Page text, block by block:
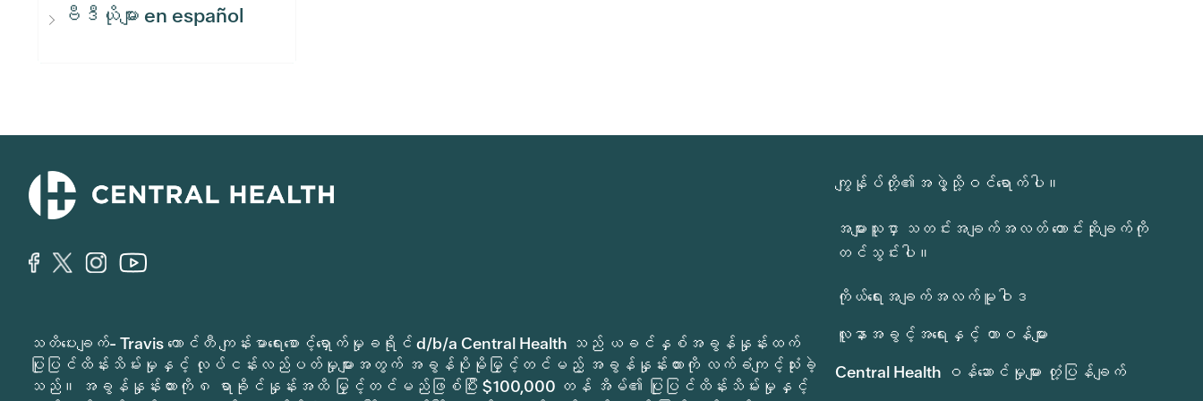
ဗီဒီယိုများ en español
သတိပေးချက်- Travis ကောင်တီ ကျန်းမာရေးစောင့်ရှောက်မှုခရိုင် d/b/a Central Health သည် ယခင်နှစ်အခွန်နှုန်းထက်
ပြုပြင်ထိန်းသိမ်းမှုနှင့် လုပ်ငန်းလည်ပတ်မှုများအတွက် အခွန်ပိုမိုမြှင့်တင်မည့် အခွန်နှုန်းထားကို လက်ခံကျင့်သုံးခဲ့
သည်။ အခွန်နှုန်းထားကို ၈ ရာခိုင်နှုန်းအထိ မြှင့်တင်မည်ဖြစ်ပြီး $100,000 တန် အိမ်၏ ပြုပြင်ထိန်းသိမ်းမှုနှင့်
ကျွန်ုပ်တို့၏အဖွဲ့သို့ဝင်ရောက်ပါ။
အများသူငှာ သတင်းအချက်အလတ် တောင်းဆိုချက်ကို
တင်သွင်းပါ။
ကိုယ်ရေးအချက်အလက်မူဝါဒ
လူနာအခွင့်အရေးနှင့် တာဝန်များ
Central Health ဝန်ဆောင်မှုများ တုံ့ပြန်ချက်